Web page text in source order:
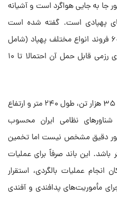
جا به جایی هواگرد است و آشیانه
پهپادی است. گفته شده است
آشیانه زیرین ناو قابلیت حمل ۶۰ فروند انواع مختلف پهپاد (شامل
انتحاری) را دارد. تعداد پهپادهای رزمی قابل حمل آن احتمالا تا ۱۰
ناو شهید باقری با وزنی در حدود ۳۵ هزار تن، طول ۲۴۰ متر و ارتفاع
شناورهای نظامی ایران محسوب
طور دقیق مشخص نیست اما تخمین
بین ۱۶۰ تا ۱۸۰ متر باشد. این باند صرفاً برای عملیات
انجام عملیات بالگردی، استقرار
مأموریت‌های پدافندی و آفندی